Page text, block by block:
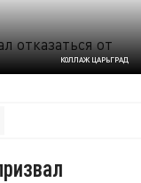
КОЛЛАЖ ЦАРЬГРАД